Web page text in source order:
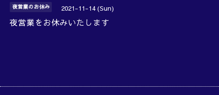
夜営業のお休み 2021-11-14 (Sun)
夜営業をお休みいたします